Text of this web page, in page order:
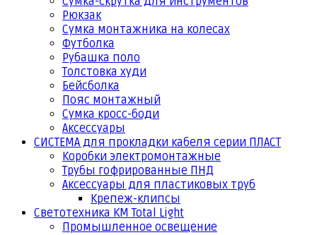
Рюкзак
Сумка монтажника на колесах
Футболка
Рубашка поло
Толстовка худи
Бейсболка
Пояс монтажный
Сумка кросс-боди
Аксессуары
СИСТЕМА для прокладки кабеля серии ПЛАСТ
Коробки электромонтажные
Трубы гофрированные ПНД
Аксессуары для пластиковых труб
Крепеж-клипсы
Светотехника КМ Total Light
Промышленное освещение